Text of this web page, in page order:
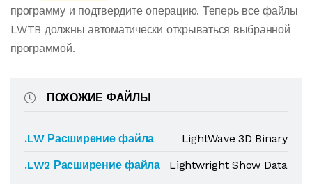
программу и подтвердите операцию. Теперь все файлы
LWTB должны автоматически открываться выбранной
программой.
ПОХОЖИЕ ФАЙЛЫ
.LW Расширение файла
LightWave 3D Binary
.LW2 Расширение файла
Lightwright Show Data